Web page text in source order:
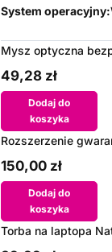
System operacyjny:
Mysz optyczna
49,28 zł
Dodaj do
koszyka
Rozszerzenie
150,00 zł
Dodaj do
koszyka
Torba na laptopa